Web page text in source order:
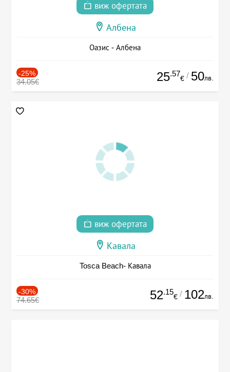
виж офертата
Албена
Оазис - Албена
-25%
34.05€ 25.57
€ / 50лв.
виж офертата
Кавала
Tosca Beach- Кавала
-30%
74.65€ 52.15
€ / 102лв.